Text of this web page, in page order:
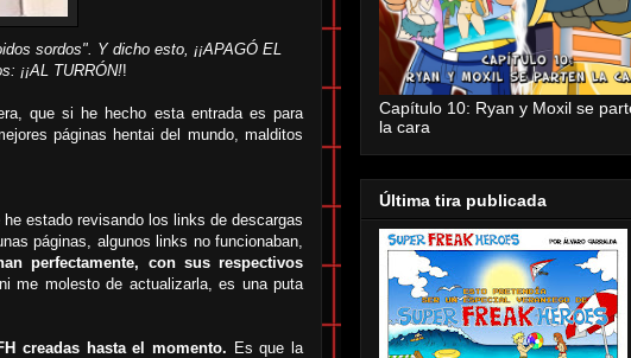
sordos". Y dicho esto, ¡¡APAGÓ EL
¡¡AL TURRÓN!!
que si he hecho esta entrada es para
páginas hentai del mundo, malditos
he estado revisando los links de descargas
páginas, algunos links no funcionaban,
perfectamente, con sus respectivos
me molesto de actualizarla, es una puta
creadas hasta el momento. Es que la
Capítulo 10: Ryan y Moxil se
la cara
Última tira publicada